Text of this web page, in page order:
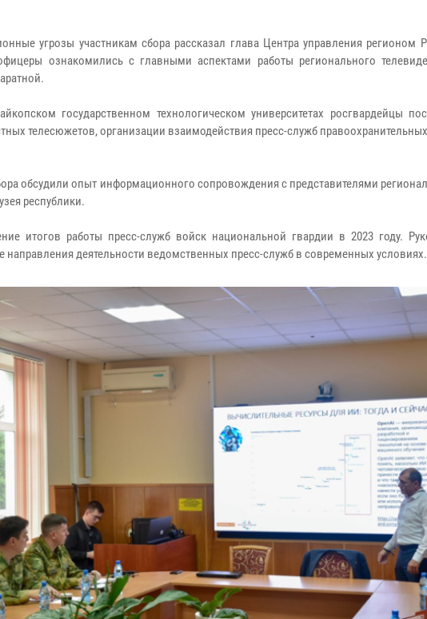
угрозы участникам сбора рассказал глава Центра управления регионом
ознакомились с главными аспектами работы регионального
государственном технологическом университетах росгвардейцы
телесюжетов, организации взаимодействия пресс-служб
обсудили опыт информационного сопровождения с представителями
республики.
итогов работы пресс-служб войск национальной гвардии в 2023 году.
деятельности ведомственных пресс-служб в современных условиях.